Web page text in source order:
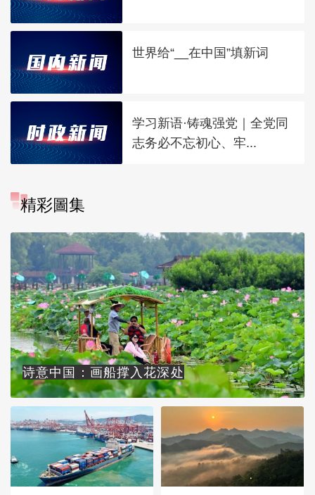
世界给“__在中国”填新词
学习新语·铸魂强党｜全党同
志务必不忘初心、牢...
精彩圖集
诗意中国：画船撑入花深处